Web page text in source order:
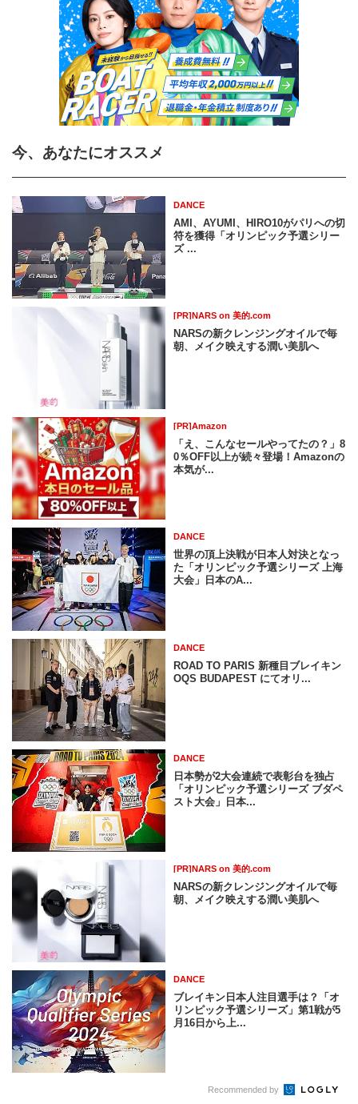
今、あなたにオススメ
DANCE
AMI、AYUMI、HIRO10がパリへの切
符を獲得「オリンピック予選シリー
ズ ...
[PR]NARS on 美的.com
NARSの新クレンジングオイルで毎
朝、メイク映えする潤い美肌へ
[PR]Amazon
「え、こんなセールやってたの？」8
0％OFF以上が続々登場！Amazonの
本気が...
DANCE
世界の頂上決戦が日本人対決となっ
た「オリンピック予選シリーズ 上海
大会」日本のA...
DANCE
ROAD TO PARIS 新種目ブレイキン
OQS BUDAPEST にてオリ...
DANCE
日本勢が2大会連続で表彰台を独占
「オリンピック予選シリーズ ブダペ
スト大会」日本...
[PR]NARS on 美的.com
NARSの新クレンジングオイルで毎
朝、メイク映えする潤い美肌へ
DANCE
ブレイキン日本人注目選手は？「オ
リンピック予選シリーズ」第1戦が5
月16日から上...
Recommended by